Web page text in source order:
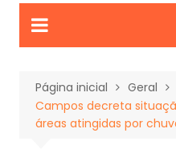
Página inicial
Geral
Campos decreta
áreas atingidas por